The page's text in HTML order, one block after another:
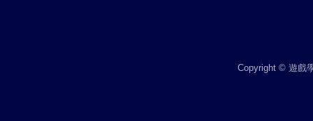
Copyright © 遊戲